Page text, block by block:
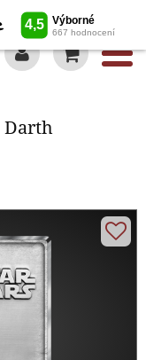
Darth
Darth